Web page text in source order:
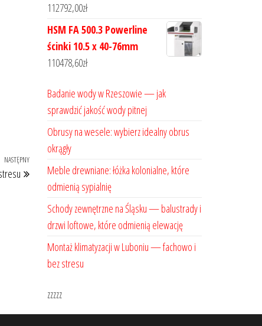
Następny
wpis
NASTĘPNY
112792,00zł
HSM FA 500.3 Powerline
ścinki 10.5 x 40-76mm
110478,60zł
Badanie wody w Rzeszowie — jak
sprawdzić jakość wody pitnej
Obrusy na wesele: wybierz idealny obrus
okrągły
Meble drewniane: łóżka kolonialne, które
odmienią sypialnię
Schody zewnętrzne na Śląsku — balustrady i
drzwi loftowe, które odmienią elewację
Montaż klimatyzacji w Luboniu — fachowo i
bez stresu
zzzzz